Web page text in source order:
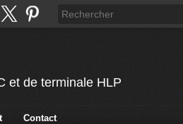
et de terminale HLP
Contact